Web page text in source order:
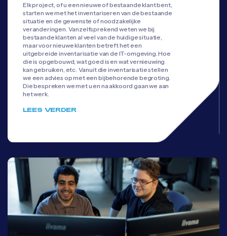
Elk project, of u een nieuwe of bestaande klant bent,
starten we met het inventariseren van de bestaande
situatie en de gewenste of noodzakelijke
veranderingen. Vanzelfsprekend weten we bij
bestaande klanten al veel van de huidige situatie,
maar voor nieuwe klanten betreft het een
uitgebreide inventarisatie van de IT-omgeving. Hoe
die is opgebouwd, wat goed is en wat vernieuwing
kan gebruiken, etc. Vanuit die inventarisatie stellen
we een advies op met een bijbehorende begroting.
Die bespreken we met u en na akkoord gaan we aan
het werk.
LEES VERDER